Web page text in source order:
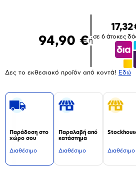
94,90 €ή
σε 6 άτοκες
Δες το εκθεσιακό προϊόν από κοντά! Eδώ
Παράδοση στο
χώρο σου
Διαθέσιμο
Παραλαβή από
κατάστημα
Διαθέσιμο Διαθέσιμο